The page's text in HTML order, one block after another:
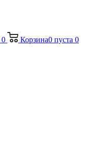
0 Корзина0 пуста 0